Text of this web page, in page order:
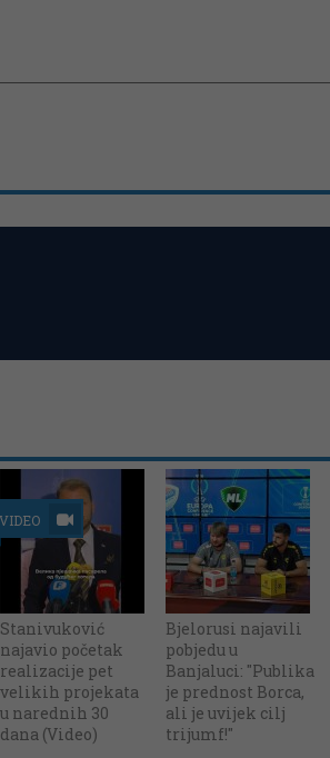
VIDEO
Stanivuković
najavio početak
realizacije pet
velikih projekata
u narednih 30
dana (Video)
Bjelorusi najavili
pobjedu u
Banjaluci: "Publika
je prednost Borca,
ali je uvijek cilj
trijumf!"